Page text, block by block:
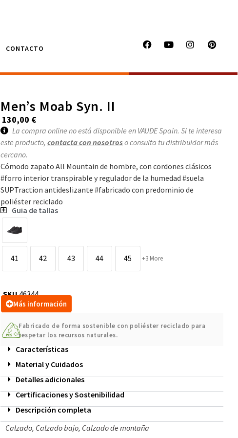
CONTACTO
Men’s Moab Syn. II
130,00 €
La compra online no está disponible en VAUDE Spain. Si te interesa
este producto,contacta con nosotroso consulta tu distribuidor más
cercano.
Cómodo zapato All Mountain de hombre, con cordones clásicos
#forro interior transpirable y regulador de la humedad #suela
SUPTraction antideslizante #fabricado con predominio de
poliéster reciclado
Guia de tallas
41 42 43 44 45 +3 More
SKU46344
Más información
Fabricado de forma sostenible con poliéster reciclado para
respetar los recursos naturales.
Características
Material y Cuidados
Detalles adicionales
Certificaciones y Sostenibilidad
Descripción completa
Calzado, Calzado bajo, Calzado de montaña